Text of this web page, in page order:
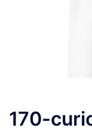
170-